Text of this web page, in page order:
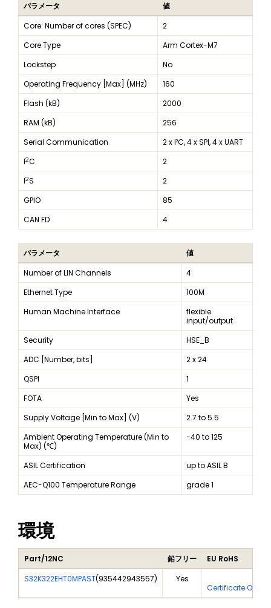
パラメータ
値
Core: Number of cores (SPEC)
2
Core Type
Arm Cortex-M7
Lockstep
No
Operating Frequency [Max] (MHz)
160
Flash (kB)
2000
RAM (kB)
256
Serial Communication
2 x I²C, 4 x SPI, 4 x UART
I2C
2
I2S
2
GPIO
85
CAN FD
4
パラメータ
値
Number of LIN Channels
4
Ethernet Type
100M
Human Machine Interface
flexible
input/output
Security
HSE_B
ADC [Number, bits]
2 x 24
QSPI
1
FOTA
Yes
Supply Voltage [Min to Max] (V)
2.7 to 5.5
Ambient Operating Temperature (Min to
Max) (℃)
-40 to 125
ASIL Certification
up to ASIL B
AEC-Q100 Temperature Range
grade 1
環境
Part/12NC 鉛フリー
EU RoHS
S32K322EHT0MPAST(935442943557) Yes
Certificate Of